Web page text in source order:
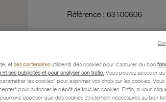
Référence : 63100606
Paiement, Livraison, Retours
et ses partenairesutilise(nt) des cookies pour s'assurer du bon
ses publicités et pour analyser son trafic. Vous pouvez accéder
les cookies” pour exprimer vos choix sur les cookies. Vous
pour autoriser le dépôt de tous les cookies. Enfin, si vous
déposer que des cookies strictement nécessaires au bon